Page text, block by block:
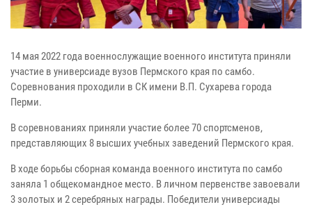
14 мая 2022 года военнослужащие военного института приняли
участие в универсиаде вузов Пермского края по самбо.
Соревнования проходили в СК имени В.П. Сухарева города
Перми.
В соревнованиях приняли участие более 70 спортсменов,
представляющих 8 высших учебных заведений Пермского края.
В ходе борьбы сборная команда военного института по самбо
заняла 1 общекомандное место. В личном первенстве завоевали
3 золотых и 2 серебряных награды. Победители универсиады